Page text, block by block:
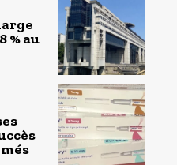
% au